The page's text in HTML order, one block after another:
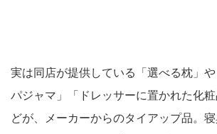
実は同店が提供している「選べる枕」
パジャマ」「ドレッサーに置かれた化
どが、メーカーからのタイアップ品。